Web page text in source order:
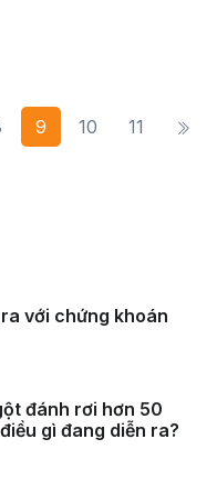
9 10 11
với chứng khoán
đánh rơi hơn 50
gì đang diễn ra?